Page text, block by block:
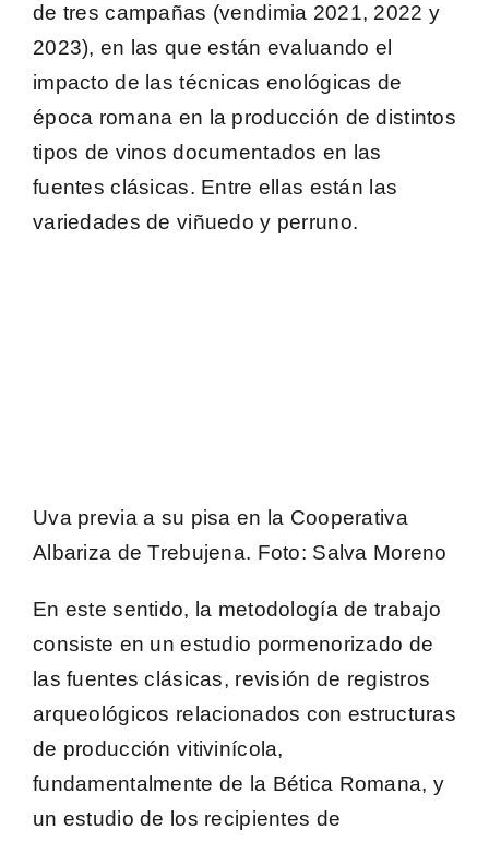
de tres campañas (vendimia 2021, 2022 y
2023), en las que están evaluando el
impacto de las técnicas enológicas de
época romana en la producción de distintos
tipos de vinos documentados en las
fuentes clásicas. Entre ellas están las
variedades de viñuedo y perruno.
Uva previa a su pisa en la Cooperativa
Albariza de Trebujena. Foto: Salva Moreno
En este sentido, la metodología de trabajo
consiste en un estudio pormenorizado de
las fuentes clásicas, revisión de registros
arqueológicos relacionados con estructuras
de producción vitivinícola,
fundamentalmente de la Bética Romana, y
un estudio de los recipientes de